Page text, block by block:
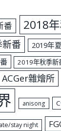
番 2018
番
2019年
2019年秋季新
ACGer雜燴所
anisong
stay night